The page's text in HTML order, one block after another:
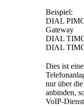
Beispiel:
DIAL
Gateway
DIAL
DIAL
Dies ist
nur über
anbinden,
VoIP-